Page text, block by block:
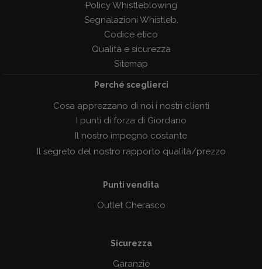
Policy Whistleblowing
Segnalazioni Whistleb.
Codice etico
Qualità e sicurezza
Sitemap
Perché sceglierci
Cosa apprezzano di noi i nostri clienti
I punti di forza di Giordano
Il nostro impegno costante
Il segreto del nostro rapporto qualità/prezzo
Punti vendita
Outlet Cherasco
Sicurezza
Garanzie